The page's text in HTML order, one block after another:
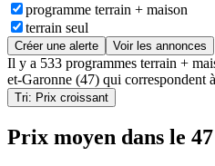
programme terrain + maison
terrain seul
Créer une alerte Voir les annonces
Il y a 533 programmes terrain +
et-Garonne (47) qui correspondent
Tri: Prix croissant
Prix moyen dans le